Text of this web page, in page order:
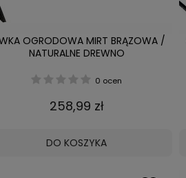
OGRODOWA MIRT BRĄZOWA /
NATURALNE DREWNO
0 ocen
258,99 zł
DO KOSZYKA